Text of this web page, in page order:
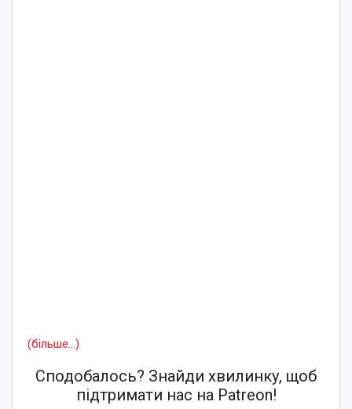
(більше…)
Сподобалось? Знайди хвилинку, щоб
підтримати нас на Patreon!